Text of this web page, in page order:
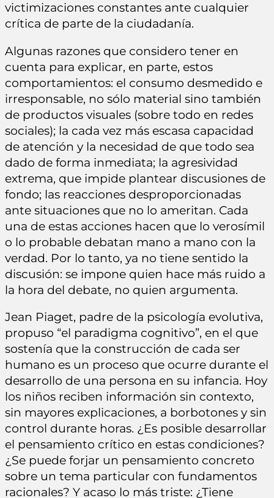
victimizaciones constantes ante cualquier
crítica de parte de la ciudadanía.
Algunas razones que considero tener en
cuenta para explicar, en parte, estos
comportamientos: el consumo desmedido e
irresponsable, no sólo material sino también
de productos visuales (sobre todo en redes
sociales); la cada vez más escasa capacidad
de atención y la necesidad de que todo sea
dado de forma inmediata; la agresividad
extrema, que impide plantear discusiones de
fondo; las reacciones desproporcionadas
ante situaciones que no lo ameritan. Cada
una de estas acciones hacen que lo verosímil
o lo probable debatan mano a mano con la
verdad. Por lo tanto, ya no tiene sentido la
discusión: se impone quien hace más ruido a
la hora del debate, no quien argumenta.
Jean Piaget, padre de la psicología evolutiva,
propuso “el paradigma cognitivo”, en el que
sostenía que la construcción de cada ser
humano es un proceso que ocurre durante el
desarrollo de una persona en su infancia. Hoy
los niños reciben información sin contexto,
sin mayores explicaciones, a borbotones y sin
control durante horas. ¿Es posible desarrollar
el pensamiento crítico en estas condiciones?
¿Se puede forjar un pensamiento concreto
sobre un tema particular con fundamentos
racionales? Y acaso lo más triste: ¿Tiene